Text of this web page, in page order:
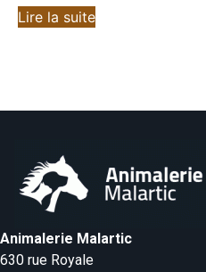
Lire la suite
Animalerie Malartic
630 rue Royale